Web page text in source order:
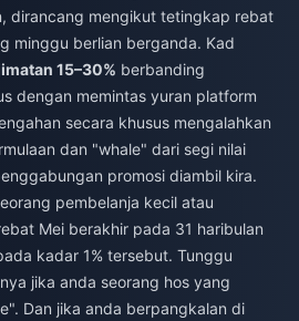
dirancang mengikut tetingkap rebat
minggu berlian berganda. Kad
15–30% berbanding
dengan memintas yuran platform
secara khusus mengalahkan
dan "whale" dari segi nilai
promosi diambil kira.
pembelanja kecil atau
Mei berakhir pada 31 haribulan
kadar 1% tersebut. Tunggu
jika anda seorang hos yang
Dan jika anda berpangkalan di